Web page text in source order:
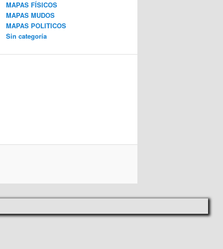
MAPAS FÍSICOS
MAPAS MUDOS
MAPAS POLITICOS
Sin categoría